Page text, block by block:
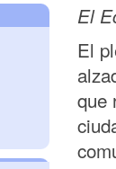
El
El
que